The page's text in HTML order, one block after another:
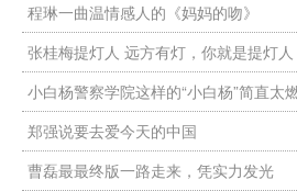
程琳一曲温情感人的《妈妈的吻》
张桂梅提灯人 远方有灯，你就是提灯人
小白杨警察学院这样的“小白杨”简直太
郑强说要去爱今天的中国
曹磊最最终版一路走来，凭实力发光